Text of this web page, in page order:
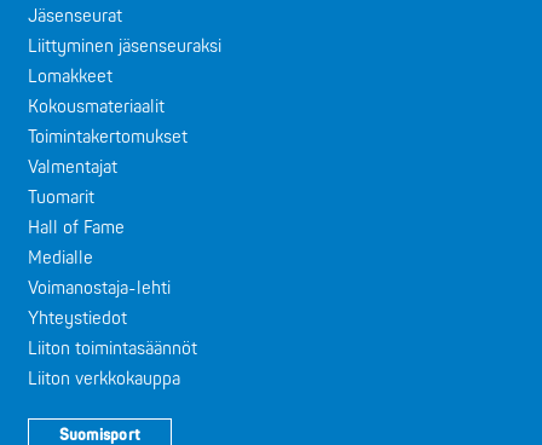
Jäsenseurat
Liittyminen jäsenseuraksi
Lomakkeet
Kokousmateriaalit
Toimintakertomukset
Valmentajat
Tuomarit
Hall of Fame
Medialle
Voimanostaja-lehti
Yhteystiedot
Liiton toimintasäännöt
Liiton verkkokauppa
Suomisport